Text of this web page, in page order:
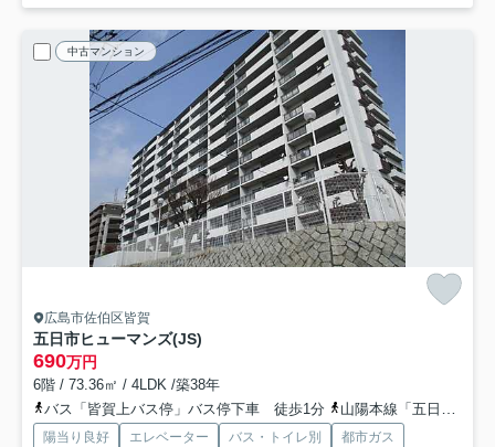
中古マンション
広島市佐伯区皆賀
五日市ヒューマンズ(JS)
690万円
6階 / 73.36㎡ / 4LDK /築38年
バス「皆賀上バス停」バス停下車 徒歩1分
山陽本線「五日市」駅 徒歩18分
陽当り良好 エレベーター バス・トイレ別
都市ガス